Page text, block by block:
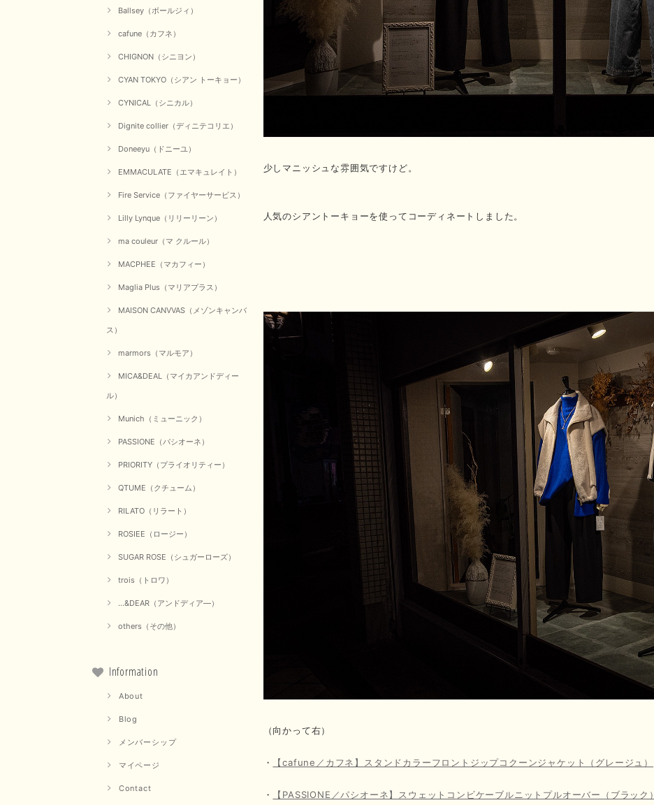
Ballsey（ボールジィ）
cafune（カフネ）
CHIGNON（シニヨン）
CYAN TOKYO（シアン トーキョー）
CYNICAL（シニカル）
Dignite collier（ディニテコリエ）
Doneeyu（ドニーユ）
EMMACULATE（エマキュレイト）
Fire Service（ファイヤーサービス）
Lilly Lynque（リリーリーン）
ma couleur（マ クルール）
MACPHEE（マカフィー）
Maglia Plus（マリアプラス）
MAISON CANVVAS（メゾンキャンバ
ス）
marmors（マルモア）
MICA&DEAL（マイカアンドディー
ル）
Munich（ミューニック）
PASSIONE（パシオーネ）
PRIORITY（プライオリティー）
QTUME（クチューム）
RILATO（リラート）
ROSIEE（ロージー）
SUGAR ROSE（シュガーローズ）
trois（トロワ）
...&DEAR（アンドディア―）
others（その他）
Information
About
Blog
メンバーシップ
マイページ
Contact
少しマニッシュな雰囲気ですけど。
人気のシアントーキョーを使ってコーディネートしました。
（向かって右）
・ 【cafune／カフネ】スタンドカラーフロントジップコクーンジャケット（グレージュ）
・ 【PASSIONE／パシオーネ】スウェットコンビケーブルニットプルオーバー（ブラック）